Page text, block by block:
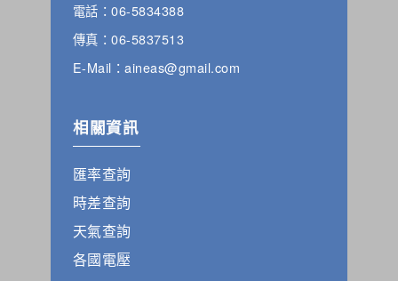
電話：06-5834388
傳真：06-5837513
E-Mail：aineas@gmail.com
相關資訊
匯率查詢
時差查詢
天氣查詢
各國電壓